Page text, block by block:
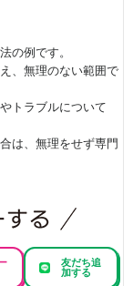
の例です。
、無理のない範囲で
トラブルについて
は、無理をせず専門
友だち追
加する